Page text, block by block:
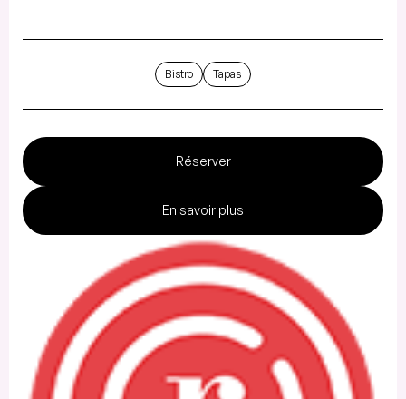
Bistro Tapas
Réserver
En savoir plus